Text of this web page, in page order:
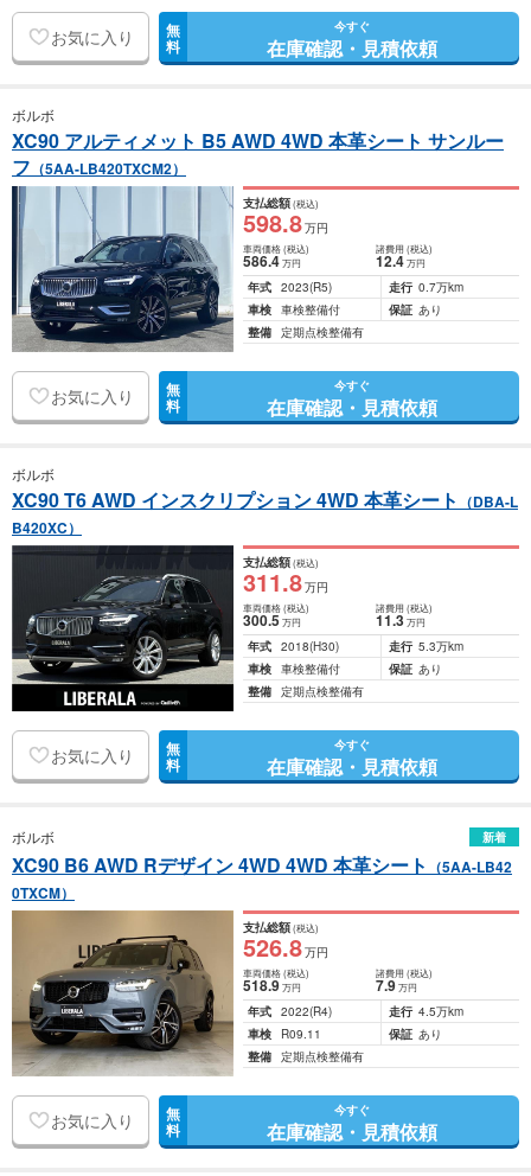
お気に入り 無
料
今すぐ
在庫確認・見積依頼
ボルボ
XC90 アルティメット B5 AWD 4WD 本革シート サンルー
フ （5AA-LB420TXCM2）
支払総額(税込)
598.8万円
車両価格(税込)
586.4万円
諸費用 (税込)
12.4 万円
年式 2023(R5) 走行 0.7万km
車検 車検整備付 保証 あり
整備 定期点検整備有
お気に入り 無
料
今すぐ
在庫確認・見積依頼
ボルボ
XC90 T6 AWD インスクリプション 4WD 本革シート （DBA-L
B420XC）
支払総額(税込)
311.8万円
車両価格(税込)
300.5万円
諸費用 (税込)
11.3 万円
年式 2018(H30) 走行 5.3万km
車検 車検整備付 保証 あり
整備 定期点検整備有
お気に入り 無
料
今すぐ
在庫確認・見積依頼
ボルボ 新着
XC90 B6 AWD Rデザイン 4WD 4WD 本革シート （5AA-LB42
0TXCM）
支払総額(税込)
526.8万円
車両価格(税込)
518.9万円
諸費用 (税込)
7.9 万円
年式 2022(R4) 走行 4.5万km
車検
R09.11 保証 あり
整備 定期点検整備有
お気に入り 無
料
今すぐ
在庫確認・見積依頼